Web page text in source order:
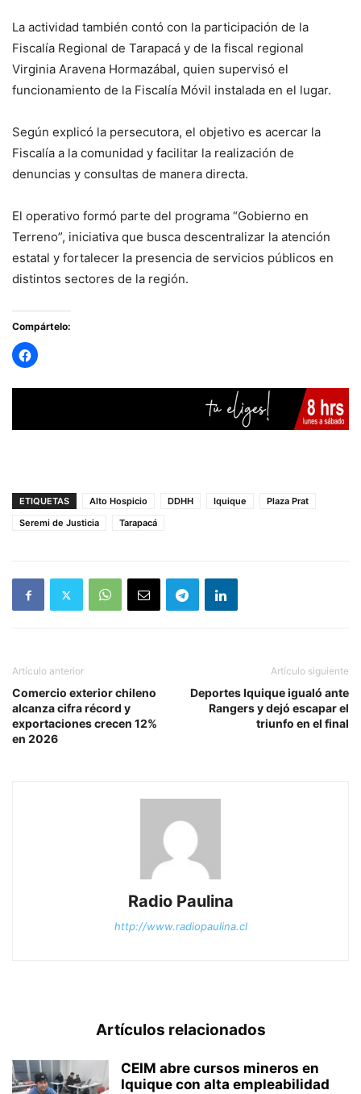
La actividad también contó con la participación de la
Fiscalía Regional de Tarapacá y de la fiscal regional
Virginia Aravena Hormazábal, quien supervisó el
funcionamiento de la Fiscalía Móvil instalada en el lugar.
Según explicó la persecutora, el objetivo es acercar la
Fiscalía a la comunidad y facilitar la realización de
denuncias y consultas de manera directa.
El operativo formó parte del programa “Gobierno en
Terreno”, iniciativa que busca descentralizar la atención
estatal y fortalecer la presencia de servicios públicos en
distintos sectores de la región.
Compártelo:
ETIQUETAS Alto Hospicio DDHH Iquique
Plaza Prat
Seremi de Justicia
Tarapacá
Artículo anterior
Comercio exterior chileno
alcanza cifra récord y
exportaciones crecen 12%
en 2026
Artículo siguiente
Deportes Iquique igualó ante
Rangers y dejó escapar el
triunfo en el final
Radio Paulina
http://www.radiopaulina.cl
Artículos relacionados
CEIM abre cursos mineros en
Iquique con alta empleabilidad